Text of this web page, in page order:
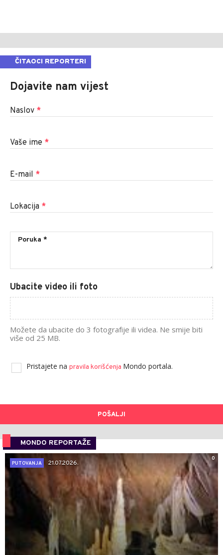
ČITAOCI REPORTERI
Dojavite nam vijest
Naslov *
Vaše ime *
E-mail *
Lokacija *
Ubacite video ili foto
Možete da ubacite do 3 fotografije ili videa. Ne smije biti
više od 25 MB.
Pristajete na pravila korišćenja Mondo portala.
POŠALJI
MONDO REPORTAŽE
0
PUTOVANJA
21.07.2026.